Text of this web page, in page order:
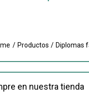
/ Productos / Diplomas
en nuestra tienda